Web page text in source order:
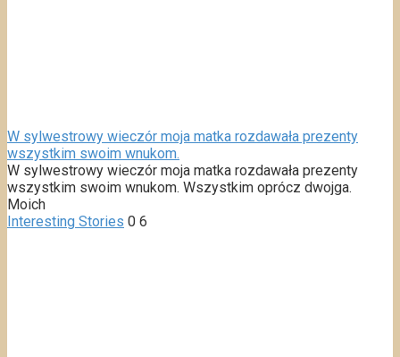
W sylwestrowy wieczór moja matka rozdawała prezenty
wszystkim swoim wnukom.
W sylwestrowy wieczór moja matka rozdawała prezenty
wszystkim swoim wnukom. Wszystkim oprócz dwojga.
Moich
Interesting Stories 0 6